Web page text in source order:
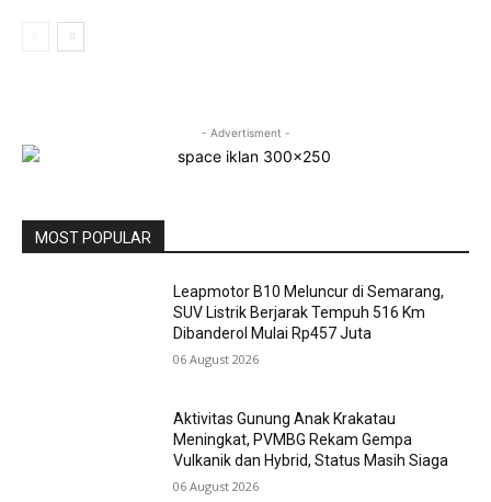
- Advertisment -
MOST POPULAR
Leapmotor B10 Meluncur di Semarang,
SUV Listrik Berjarak Tempuh 516 Km
Dibanderol Mulai Rp457 Juta
06 August 2026
Aktivitas Gunung Anak Krakatau
Meningkat, PVMBG Rekam Gempa
Vulkanik dan Hybrid, Status Masih Siaga
06 August 2026